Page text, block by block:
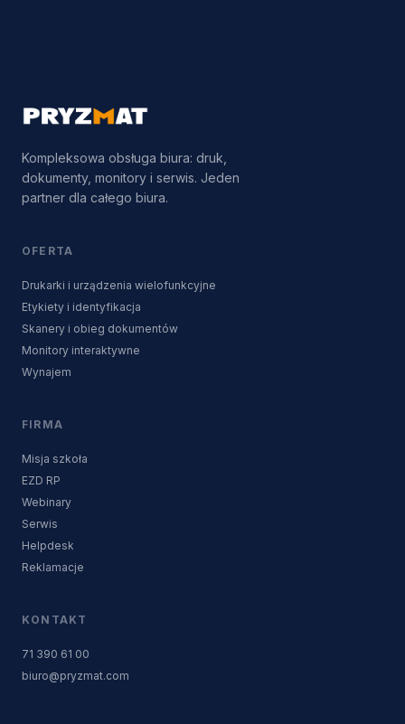
Kompleksowa obsługa biura: druk,
dokumenty, monitory i serwis. Jeden
partner dla całego biura.
OFERTA
Drukarki i urządzenia wielofunkcyjne
Etykiety i identyfikacja
Skanery i obieg dokumentów
Monitory interaktywne
Wynajem
FIRMA
Misja szkoła
EZD RP
Webinary
Serwis
Helpdesk
Reklamacje
KONTAKT
71 390 61 00
biuro@pryzmat.com